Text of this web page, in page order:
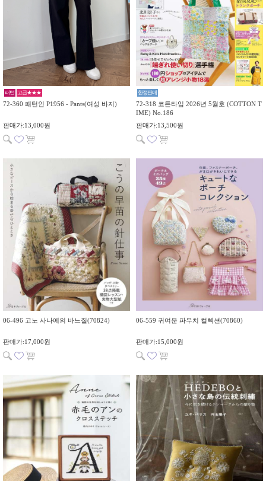
패턴 고급★★★
72-360 패턴인 P1956 - Pants(여성 바지)
판매가:13,000원
한정판매
72-318 코튼타임 2026년 5월호 (COTTON T
IME) No.186
판매가:13,500원
06-496 고노 사나에의 바느질(70824)
판매가:17,000원
06-559 귀여운 파우치 컬렉션(70860)
판매가:15,000원